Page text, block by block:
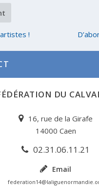
!
DU
16, rue de la Girafe
14000 Caen
02.31.06.11.21
Email